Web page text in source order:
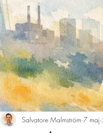
Salvatore Malmström 7 maj